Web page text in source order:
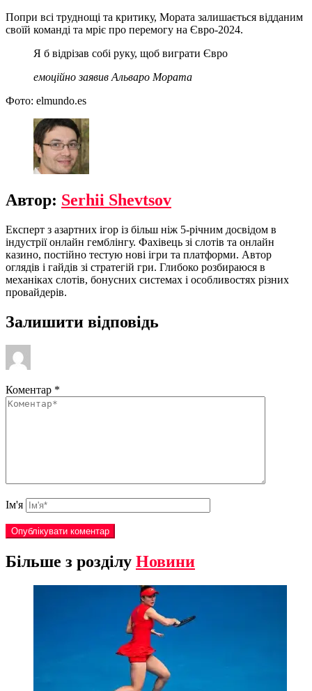
Попри всі труднощі та критику, Мората залишається відданим
своїй команді та мріє про перемогу на Євро-2024.
Я б відрізав собі руку, щоб виграти Євро
емоційно заявив Альваро Мората
Фото: elmundo.es
Автор: Serhii Shevtsov
Експерт з азартних ігор із більш ніж 5-річним досвідом в
індустрії онлайн гемблінгу. Фахівець зі слотів та онлайн
казино, постійно тестую нові ігри та платформи. Автор
оглядів і гайдів зі стратегій гри. Глибоко розбираюся в
механіках слотів, бонусних системах і особливостях різних
провайдерів.
Залишити відповідь
Коментар *
Ім'я
Більше з розділу Новини